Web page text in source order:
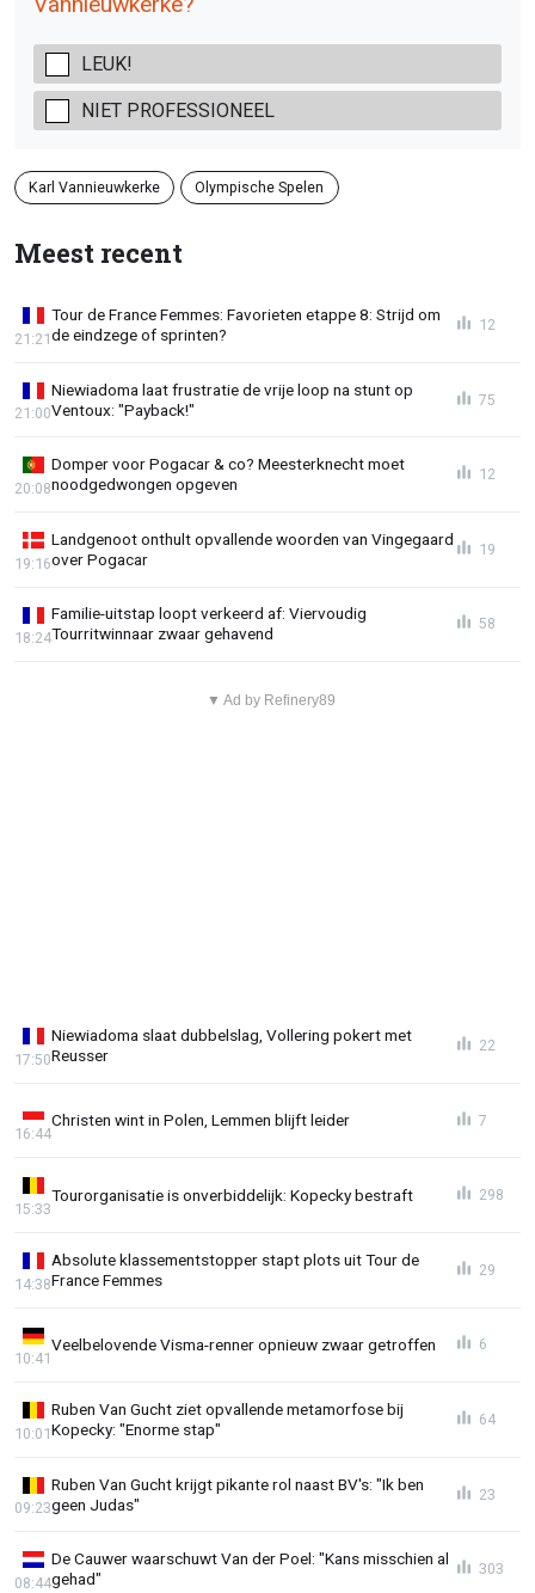
LEUK!
NIET PROFESSIONEEL
Karl Vannieuwkerke Olympische Spelen
Meest recent
Tour de France Femmes: Favorieten etappe 8: Strijd om
de eindzege of sprinten?
21:21
12
Niewiadoma laat frustratie de vrije loop na stunt op
Ventoux: "Payback!"
21:00
75
Domper voor Pogacar & co? Meesterknecht moet
noodgedwongen opgeven
20:08
12
Landgenoot onthult opvallende woorden van Vingegaard
over Pogacar
19:16
19
Familie-uitstap loopt verkeerd af: Viervoudig
Tourritwinnaar zwaar gehavend
18:24
58
▼ Ad by Refinery89
Niewiadoma slaat dubbelslag, Vollering pokert met
Reusser
17:50
22
Christen wint in Polen, Lemmen blijft leider
16:44
7
Tourorganisatie is onverbiddelijk: Kopecky bestraft
15:33
298
Absolute klassementstopper stapt plots uit Tour de
France Femmes
14:38
29
Veelbelovende Visma-renner opnieuw zwaar getroffen
10:41
6
Ruben Van Gucht ziet opvallende metamorfose bij
Kopecky: "Enorme stap"
10:01
64
Ruben Van Gucht krijgt pikante rol naast BV's: "Ik ben
geen Judas"
09:23
23
De Cauwer waarschuwt Van der Poel: "Kans misschien al
gehad"
08:44
303